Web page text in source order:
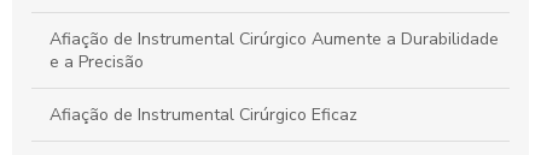
Afiação de Instrumental Cirúrgico Aumente a Durabilidade
e a Precisão
Afiação de Instrumental Cirúrgico Eficaz